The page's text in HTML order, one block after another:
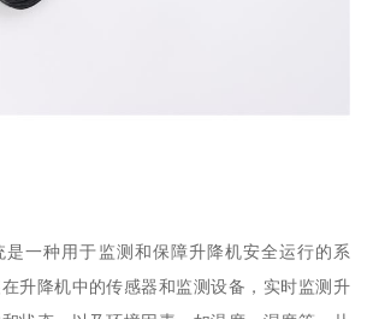
是一种用于监测和保障升降机安全运行的系
升降机中的传感器和监测设备，实时监测升